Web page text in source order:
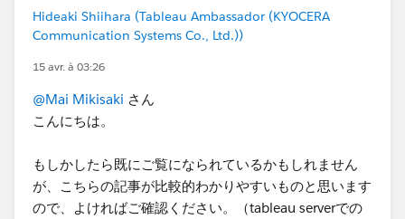
認証情報埋め込みでTableauServerに認証情報登録なし
の運用は問題ないのでしょうか。
Hideaki Shiihara (Tableau Ambassador (KYOCERA
Communication Systems Co., Ltd.))
15 avr. à 03:26
@Mai Mikisaki さん
こんにちは。
もしかしたら既にご覧になられているかもしれません
が、こちらの記事が比較的わかりやすいものと思います
ので、よければご確認ください。（tableau serverでの